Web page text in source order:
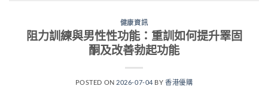
健康資訊
阻力訓練與男性性功能：重訓如何提升睪固
酮及改善勃起功能
POSTED ON 2026-07-04 BY香港優購